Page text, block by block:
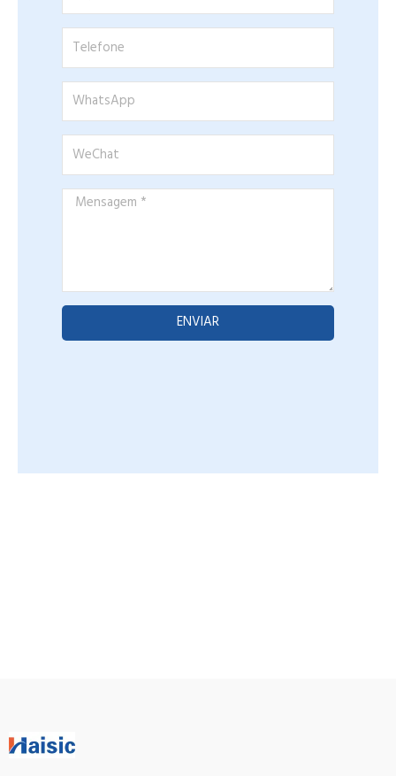
Telefone
WhatsApp
WeChat
Mensagem
ENVIAR